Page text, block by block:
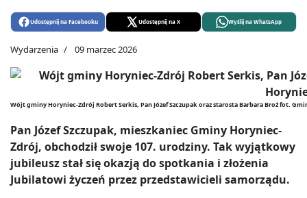
Udostępnij na Facebooku Udostępnij na X Wyślij na WhatsApp
Wydarzenia 09 marzec 2026
Wójt gminy Horyniec-Zdrój Robert Serkis, Pan Józef Szczupak oraz starosta Barbara Broź fot.
Pan Józef Szczupak, mieszkaniec Gminy Horyniec-
Zdrój, obchodził swoje 107. urodziny. Tak wyjątkowy
jubileusz stał się okazją do spotkania i złożenia
Jubilatowi życzeń przez przedstawicieli samorządu.